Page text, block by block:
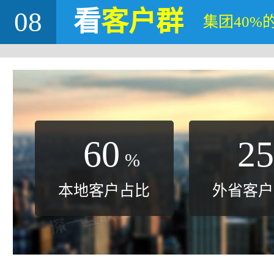
08 看客户群 集团40%
60 %
本地客户占比
25
外省客